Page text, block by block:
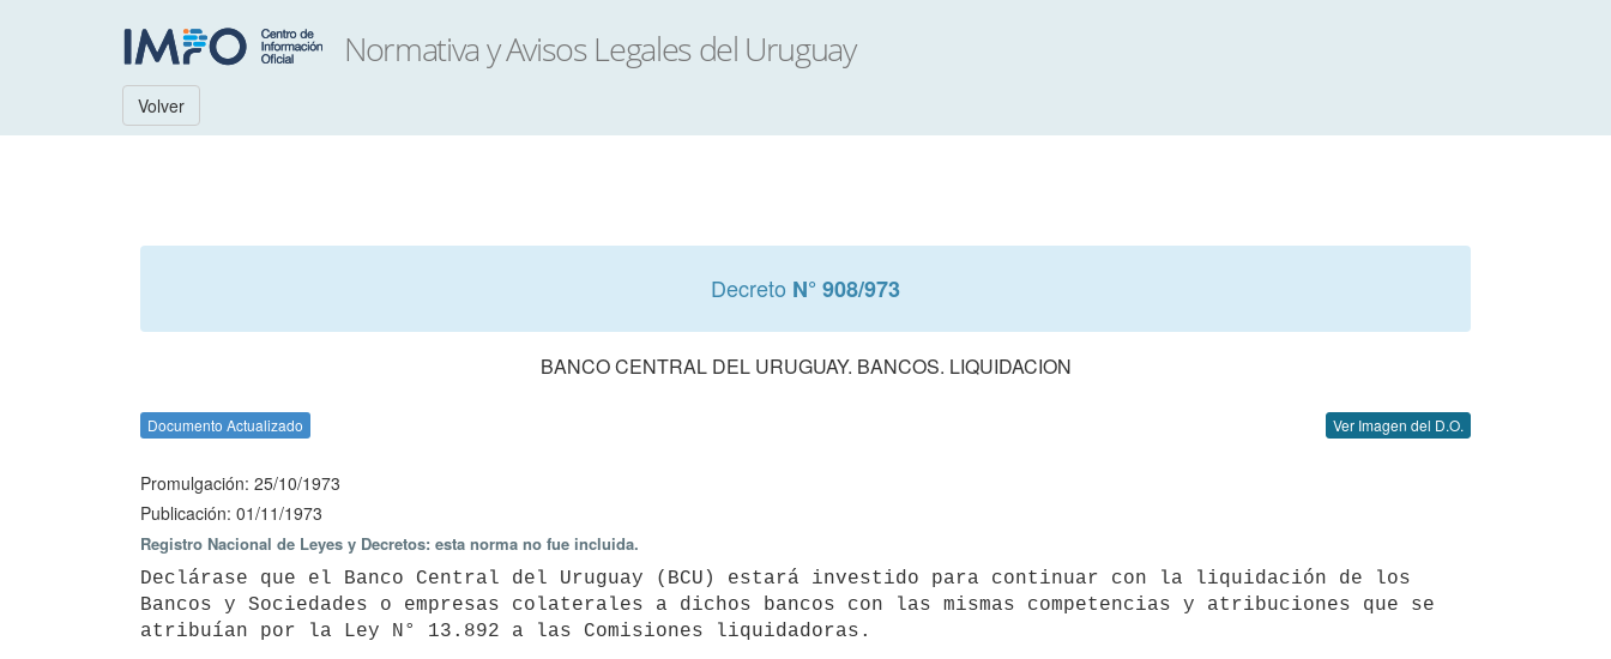
Volver
Decreto N° 908/973
BANCO CENTRAL DEL URUGUAY. BANCOS. LIQUIDACION
Documento Actualizado Ver Imagen del D.O.
Promulgación: 25/10/1973
Publicación: 01/11/1973
Registro Nacional de Leyes y Decretos: esta norma no fue incluida.
Declárase que el Banco Central del Uruguay (BCU) estará investido para continuar con la liquidación de los
Bancos y Sociedades o empresas colaterales a dichos bancos con las mismas competencias y atribuciones que se
atribuían por la Ley N° 13.892 a las Comisiones liquidadoras.